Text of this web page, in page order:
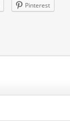
Pinterest